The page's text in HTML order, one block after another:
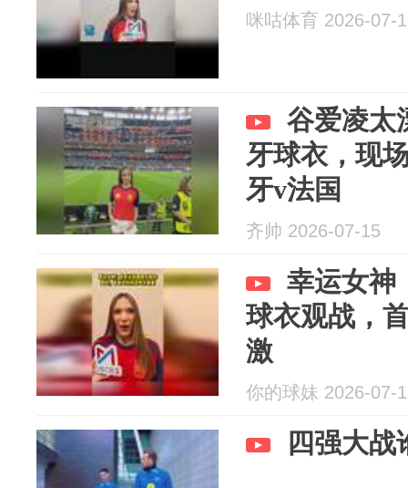
咪咕体育 2026-07-
谷爱凌太
牙球衣，现
牙v法国
齐帅 2026-07-15
幸运女神
球衣观战，
激
你的球妹 2026-07-
四强大战